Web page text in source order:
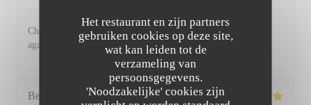
Het restaurant en zijn partners
gebruiken cookies op deze site,
wat kan leiden tot de
verzameling van
persoonsgegevens.
'Noodzakelijke' cookies zijn
Charming restaurant, friendly staff, excellent food. See you
again soon
Bernadetta